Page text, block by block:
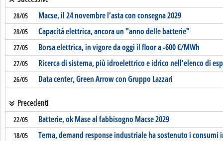
28/05 Macse, il 24 novembre l’asta con consegna 2029
28/05 Capacità elettrica, ancora un "anno delle batterie"
27/05 Borsa elettrica, in vigore da oggi il floor a -600 €/MWh
27/05 Ricerca di sistema, più idroelettrico e idrico nell'elenco di
26/05 Data center, Green Arrow con Gruppo Lazzari
Precedenti
22/05 Batterie, ok Mase al fabbisogno Macse 2029
18/05 Terna, demand response industriale ha sostenuto i consumi